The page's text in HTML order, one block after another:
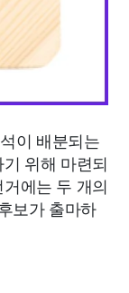
이 배분되는
위해 마련되
에는 두 개의
보가 출마하